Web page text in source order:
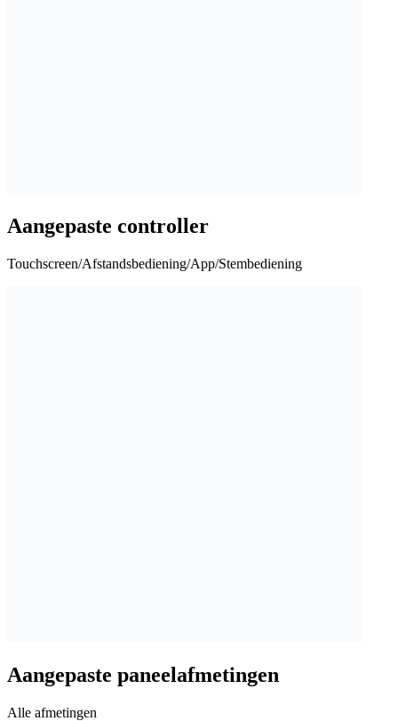
Aangepaste controller
Touchscreen/Afstandsbediening/App/Stembediening
Aangepaste paneelafmetingen
Alle afmetingen